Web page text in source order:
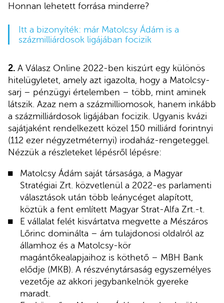
Honnan lehetett forrása minderre?
Itt a bizonyíték: már Matolcsy Ádám is a
százmilliárdosok ligájában focizik
2. A Válasz Online 2022-ben kiszúrt egy különös
hitelügyletet, amely azt igazolta, hogy a Matolcsy-
sarj – pénzügyi értelemben – több, mint aminek
látszik. Azaz nem a százmilliomosok, hanem inkább
a százmilliárdosok ligájában focizik. Ugyanis kvázi
sajátjaként rendelkezett közel 150 milliárd forintnyi
(112 ezer négyzetméternyi) irodaház-rengeteggel.
Nézzük a részleteket lépésről lépésre:
Matolcsy Ádám saját társasága, a Magyar
Stratégiai Zrt. közvetlenül a 2022-es parlamenti
választások után több leánycéget alapított,
köztük a fent említett Magyar Strat-Alfa Zrt.-t.
E vállalat felét kisvártatva megvette a Mészáros
Lőrinc dominálta – ám tulajdonosi oldalról az
államhoz és a Matolcsy-kör
magántőkealapjaihoz is köthető – MBH Bank
elődje (MKB). A részvénytársaság egyszemélyes
vezetője az akkori jegybankelnök gyereke
maradt.